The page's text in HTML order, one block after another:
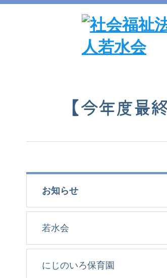
【今年度最
お知らせ
若水会
にじのいろ保育園